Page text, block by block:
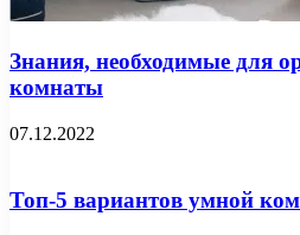
Знания, необходимые для
комнаты
07.12.2022
Топ-5 вариантов умной